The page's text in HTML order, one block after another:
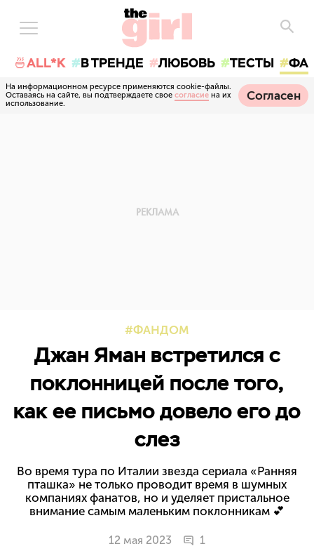
🍜ALL*K В ТРЕНДЕ ЛЮБОВЬ ТЕСТЫ
На информационном ресурсе применяются cookie-файлы.
Оставаясь на сайте, вы подтверждаете свое согласие на их
использование.
Согласен
ФАНДОМ
Джан Яман встретился с
поклонницей после того,
как ее письмо довело его до
слез
Во время тура по Италии звезда сериала «Ранняя
пташка» не только проводит время в шумных
компаниях фанатов, но и уделяет пристальное
внимание самым маленьким поклонникам 💕
12 мая 2023 1